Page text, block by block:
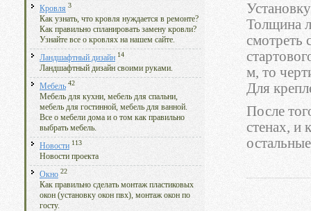
Кровля 3
Как узнать, что кровля нуждается в ремонте?
Как правильно спланировать замену кровли?
Узнайте все о кровлях на нашем сайте.
Ландшафтный дизайн 14
Ландшафтный дизайн своими руками.
Мебель 42
Мебель для кухни, мебель для спальни,
мебель для гостинной, мебель для ванной.
Все о мебели дома и о том как правильно
выбрать мебель.
Новости 113
Новости проекта
Окно 22
Как правильно сделать монтаж пластиковых
окон (установку окон пвх), монтаж окон по
госту.
Толщина
смотреть
м, то
Для
После
стенах, и